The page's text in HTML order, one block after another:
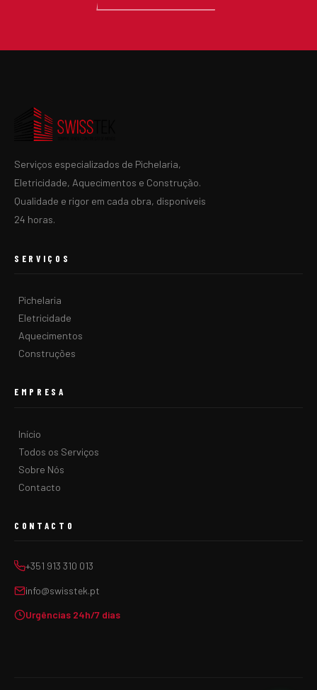
Serviços especializados de Pichelaria,
Eletricidade, Aquecimentos e Construção.
Qualidade e rigor em cada obra, disponíveis
24 horas.
SERVIÇOS
Pichelaria
Eletricidade
Aquecimentos
Construções
EMPRESA
Início
Todos os Serviços
Sobre Nós
Contacto
CONTACTO
+351 913 310 013
info@swisstek.pt
Urgências 24h/7 dias